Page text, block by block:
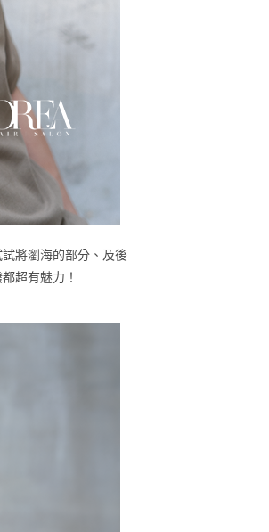
將瀏海的部分、及後
超有魅力！